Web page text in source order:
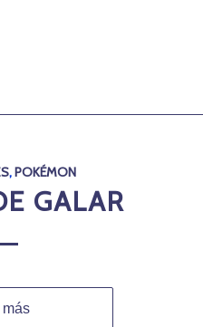
,POKÉMON
GALAR
más